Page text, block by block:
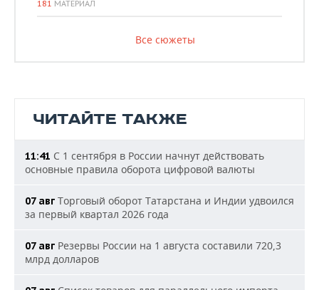
181 МАТЕРИАЛ
Все сюжеты
ЧИТАЙТЕ ТАКЖЕ
11:41 С 1 сентября в России начнут действовать
основные правила оборота цифровой валюты
07 авг Торговый оборот Татарстана и Индии удвоился
за первый квартал 2026 года
07 авг Резервы России на 1 августа составили 720,3
млрд долларов